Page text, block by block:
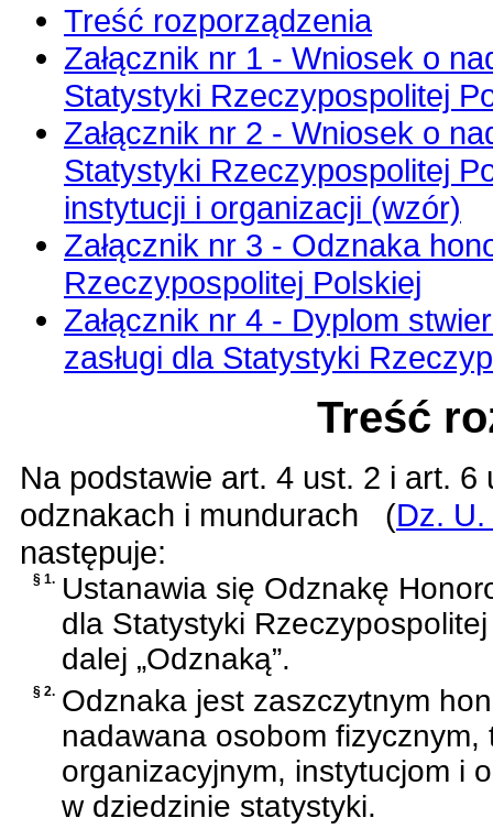
Treść rozporządzenia
Załącznik nr 1 - Wniosek o
Statystyki Rzeczypospolitej
Załącznik nr 2 - Wniosek o
Statystyki Rzeczypospolitej
instytucji i organizacji (wzór)
Załącznik nr 3 - Odznaka
Rzeczypospolitej Polskiej
Załącznik nr 4 - Dyplom
zasługi dla Statystyki
Treść
Na podstawie art. 4 ust. 2 i art. 6
odznakach i mundurach
(Dz.
następuje:
§ 1. Ustanawia się Odznakę
dla Statystyki
dalej „Odznaką”.
§ 2. Odznaka jest zaszczytnym
nadawana osobom
organizacyjnym, instytucjom i
w dziedzinie statystyki.